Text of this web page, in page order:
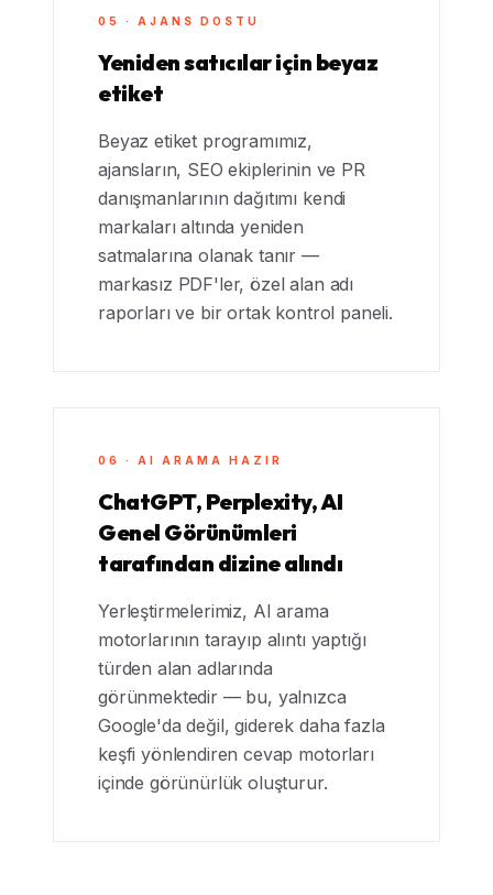
05 · AJANS DOSTU
Yeniden satıcılar için beyaz
etiket
Beyaz etiket programımız,
ajansların, SEO ekiplerinin ve PR
danışmanlarının dağıtımı kendi
markaları altında yeniden
satmalarına olanak tanır —
markasız PDF'ler, özel alan adı
raporları ve bir ortak kontrol paneli.
06 · AI ARAMA HAZIR
ChatGPT, Perplexity, AI
Genel Görünümleri
tarafından dizine alındı
Yerleştirmelerimiz, AI arama
motorlarının tarayıp alıntı yaptığı
türden alan adlarında
görünmektedir — bu, yalnızca
Google'da değil, giderek daha fazla
keşfi yönlendiren cevap motorları
içinde görünürlük oluşturur.